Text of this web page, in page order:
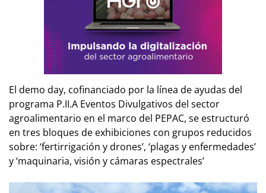
El demo day, cofinanciado por la línea de ayudas del
programa P.II.A Eventos Divulgativos del sector
agroalimentario en el marco del PEPAC, se estructuró
en tres bloques de exhibiciones con grupos reducidos
sobre: ‘fertirrigación y dro­nes’, ‘plagas y enfermedades’
y ‘maquinaria, visión y cámaras espectrales’